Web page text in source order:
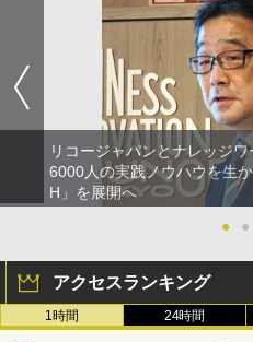
リコージャパンとナレッジ
6000人の実践ノウハウを生
H」を展開へ
●
●
アクセスランキング
1時間 24時間